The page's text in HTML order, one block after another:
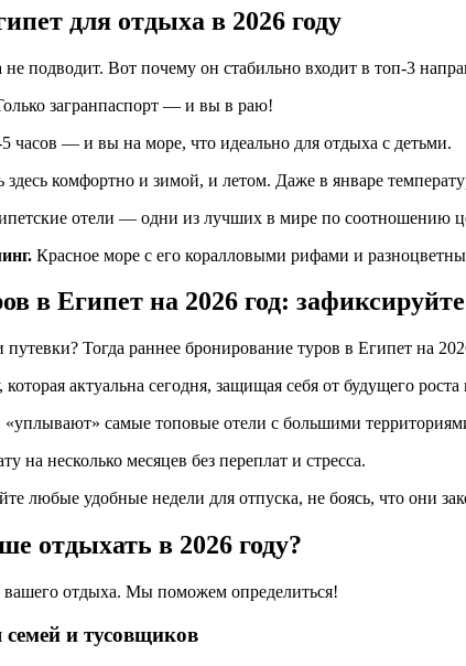
для отдыха в 2026 году
подводит. Вот почему он стабильно входит в топ-3
загранпаспорт — и вы в раю!
часов — и вы на море, что идеально для отдыха с детьми.
здесь комфортно и зимой, и летом. Даже в январе
отели — одни из лучших в мире по соотношению
Красное море с его коралловыми рифами и
в Египет на 2026 год:
путевки? Тогда раннее бронирование туров в Египет на
актуальна сегодня, защищая себя от будущего роста
самые топовые отели с большими
на несколько месяцев без переплат и стресса.
любые удобные недели для отпуска, не боясь, что они
отдыхать в 2026 году?
отдыха. Мы поможем определиться!
и тусовщиков